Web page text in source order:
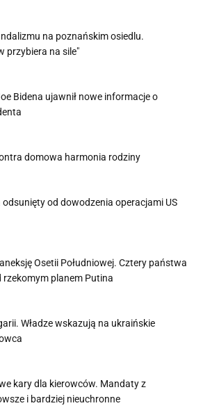
na poznańskim osiedlu.
przybiera na sile"
Bidena ujawnił nowe informacje o
domowa harmonia rodziny
od dowodzenia operacjami US
Osetii Południowej. Cztery państwa
rzekomym planem Putina
Władze wskazują na ukraińskie
kary dla kierowców. Mandaty z
i bardziej nieuchronne